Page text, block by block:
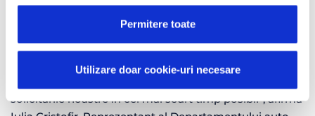
Permitere toate
Utilizare doar cookie-uri necesare
fiind un parteneriat solid, bazat pe încredere,
profesionalism și obiective comune. De la bun început
am cooperat foarte bine cu echipa AROBS, iar colegii
solicitările noastre în cel mai scurt timp posibil”, afirmă